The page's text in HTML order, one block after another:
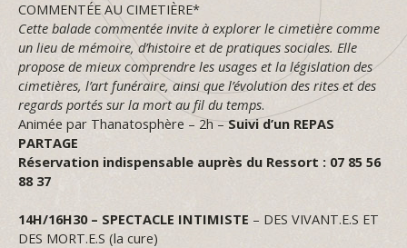
COMMENTÉE AU CIMETIÈRE*
Cette balade commentée invite à explorer le cimetière comme
un lieu de mémoire, d’histoire et de pratiques sociales. Elle
propose de mieux comprendre les usages et la législation des
cimetières, l’art funéraire, ainsi que l’évolution des rites et des
regards portés sur la mort au fil du temps.
Animée par Thanatosphère – 2h –Suivi d’un REPAS
PARTAGE
Réservation indispensable auprès du Ressort : 07 85 56
88 37
14H/16H30 – SPECTACLE INTIMISTE – DES VIVANT.E.S ET
DES MORT.E.S (la cure)